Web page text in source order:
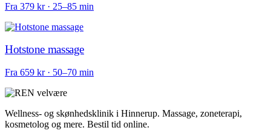
Fra 379 kr · 25–85 min
Hotstone massage
Fra 659 kr · 50–70 min
Wellness- og skønhedsklinik i Hinnerup. Massage, zoneterapi,
kosmetolog og mere. Bestil tid online.